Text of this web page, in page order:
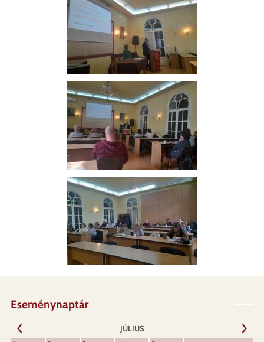
Eseménynaptár
JÚLIUS